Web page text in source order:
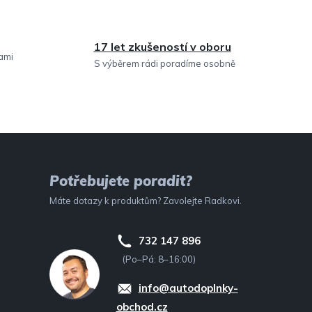
17 let zkušeností v oboru
S výběrem rádi poradíme osobně
Potřebujete poradit?
Máte dotazy k produktům? Zavolejte Radkovi.
732 147 896
(Po–Pá: 8–16:00)
info@autodoplnky-
obchod.cz